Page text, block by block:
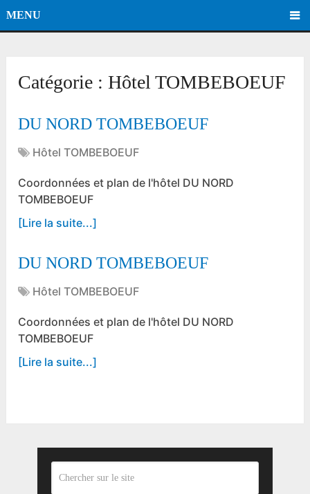
MENU
Catégorie :Hôtel TOMBEBOEUF
DU NORD TOMBEBOEUF
Hôtel TOMBEBOEUF
Coordonnées et plan de l'hôtel DU NORD
TOMBEBOEUF
[Lire la suite...]
DU NORD TOMBEBOEUF
Hôtel TOMBEBOEUF
Coordonnées et plan de l'hôtel DU NORD
TOMBEBOEUF
[Lire la suite...]